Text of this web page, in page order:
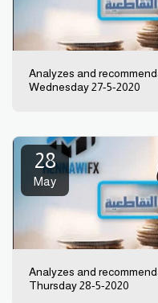
Analyzes and
Wednesday 27-5-2020
28
May
Analyzes and
Thursday 28-5-2020